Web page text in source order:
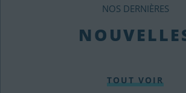
NOS DERNIÈRES
TOUT VOIR